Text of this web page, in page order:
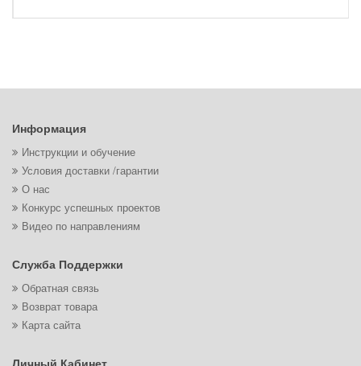
Информация
Инструкции и обучение
Условия доставки /гарантии
О нас
Конкурс успешных проектов
Видео по направлениям
Служба Поддержки
Обратная связь
Возврат товара
Карта сайта